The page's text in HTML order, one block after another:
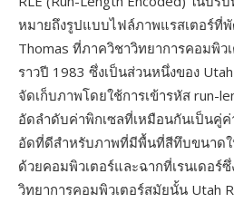
หมายถึงรูปแบบไฟล์ภาพแรสเตอร์ที่
Thomas ที่ภาควิชาวิทยาการคอมพิว
ราวปี 1983 ซึ่งเป็นส่วนหนึ่งของ
จัดเก็บภาพโดยใช้การเข้ารหัส run-
อัดลำดับค่าพิกเซลที่เหมือนกันเป็นคู่
อัดที่ดีสำหรับภาพที่มีพื้นที่สีทึบขนาด
ด้วยคอมพิวเตอร์และฉากที่เรนเดอร์
วิทยาการคอมพิวเตอร์สมัยนั้น Utah